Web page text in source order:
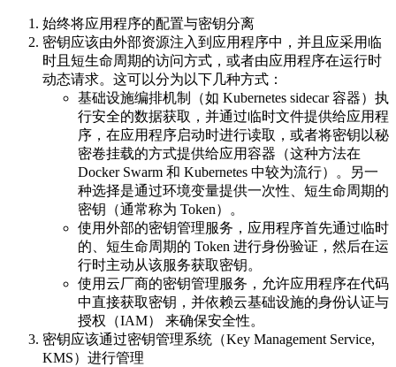
始终将应用程序的配置与密钥分离
密钥应该由外部资源注入到应用程序中，并且应采用临
时且短生命周期的访问方式，或者由应用程序在运行时
动态请求。这可以分为以下几种方式：
基础设施编排机制（如 Kubernetes sidecar 容器）执
行安全的数据获取，并通过临时文件提供给应用程
序，在应用程序启动时进行读取，或者将密钥以秘
密卷挂载的方式提供给应用容器（这种方法在
Docker Swarm 和 Kubernetes 中较为流行）。另一
种选择是通过环境变量提供一次性、短生命周期的
密钥（通常称为 Token）。
使用外部的密钥管理服务，应用程序首先通过临时
的、短生命周期的 Token 进行身份验证，然后在运
行时主动从该服务获取密钥。
使用云厂商的密钥管理服务，允许应用程序在代码
中直接获取密钥，并依赖云基础设施的身份认证与
授权（IAM） 来确保安全性。
密钥应该通过密钥管理系统（Key Management Service,
KMS）进行管理